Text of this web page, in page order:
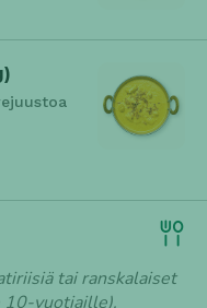
tai ranskalaiset
10-vuotiaille).